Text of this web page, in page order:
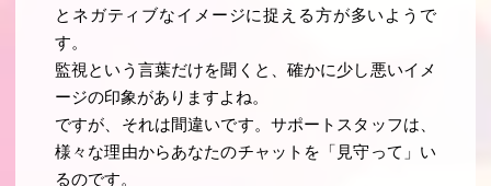
とネガティブなイメージに捉える方が多いようで
す。
監視という言葉だけを聞くと、確かに少し悪いイメ
ージの印象がありますよね。
ですが、それは間違いです。サポートスタッフは、
様々な理由からあなたのチャットを「見守って」い
るのです。